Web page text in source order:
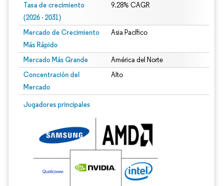
Tasa de crecimiento
(2026 - 2031)
9.28% CAGR
Mercado de Crecimiento
Más Rápido
Asia Pacífico
Mercado Más Grande América del Norte
Concentración del
Mercado
Alto
Jugadores principales
Imagen © Mordor Intelligence. El uso requiere atribución según CC BY 4.0.